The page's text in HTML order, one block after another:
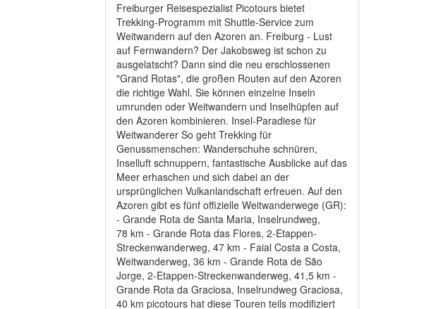
Freiburger Reisespezialist Picotours bietet
Trekking-Programm mit Shuttle-Service zum
Weitwandern auf den Azoren an. Freiburg - Lust
auf Fernwandern? Der Jakobsweg ist schon zu
ausgelatscht? Dann sind die neu erschlossenen
"Grand Rotas", die großen Routen auf den Azoren
die richtige Wahl. Sie können einzelne Inseln
umrunden oder Weitwandern und Inselhüpfen auf
den Azoren kombinieren. Insel-Paradiese für
Weitwanderer So geht Trekking für
Genussmenschen: Wanderschuhe schnüren,
Inselluft schnuppern, fantastische Ausblicke auf das
Meer erhaschen und sich dabei an der
ursprünglichen Vulkanlandschaft erfreuen. Auf den
Azoren gibt es fünf offizielle Weitwanderwege (GR):
- Grande Rota de Santa Maria, Inselrundweg,
78 km - Grande Rota das Flores, 2-Etappen-
Streckenwanderweg, 47 km - Faial Costa a Costa,
Weitwanderweg, 36 km - Grande Rota de São
Jorge, 2-Etappen-Streckenwanderweg, 41,5 km -
Grande Rota da Graciosa, Inselrundweg Graciosa,
40 km picotours hat diese Touren teils modifiziert